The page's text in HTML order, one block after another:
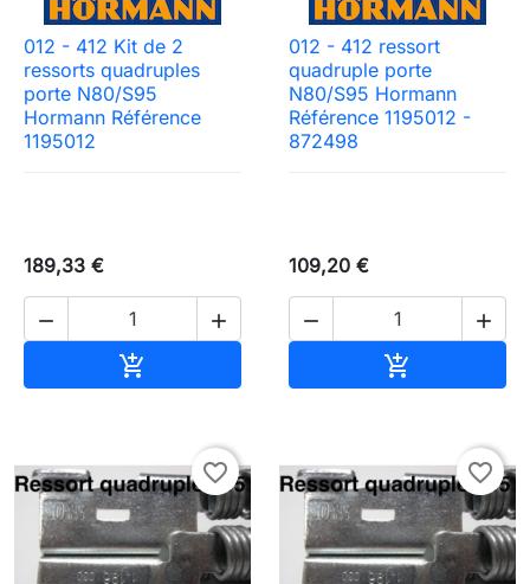
012 - 412 Kit de 2
ressorts quadruples
porte N80/S95
Hormann Référence
1195012
189,33 €
 

012 - 412 ressort
quadruple porte
N80/S95 Hormann
Référence 1195012 -
872498
109,20 €
 

favorite_border favorite_border